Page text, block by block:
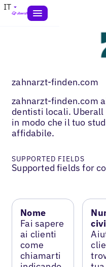
IT
zahnarzt-finden.com
zahnarzt-finden.com
dentisti locali.
in modo che il tuo
affidabile.
SUPPORTED FIELDS
Supported fields for
Nome
Fai sapere
ai clienti
come
chiamarti